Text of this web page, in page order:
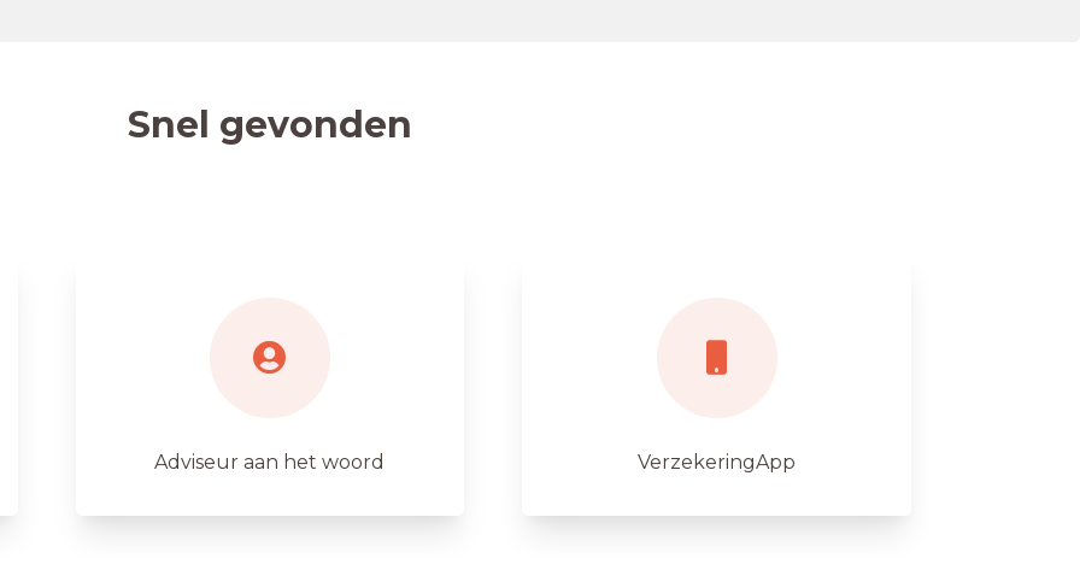
Snel gevonden
Adviseur aan het woord VerzekeringApp